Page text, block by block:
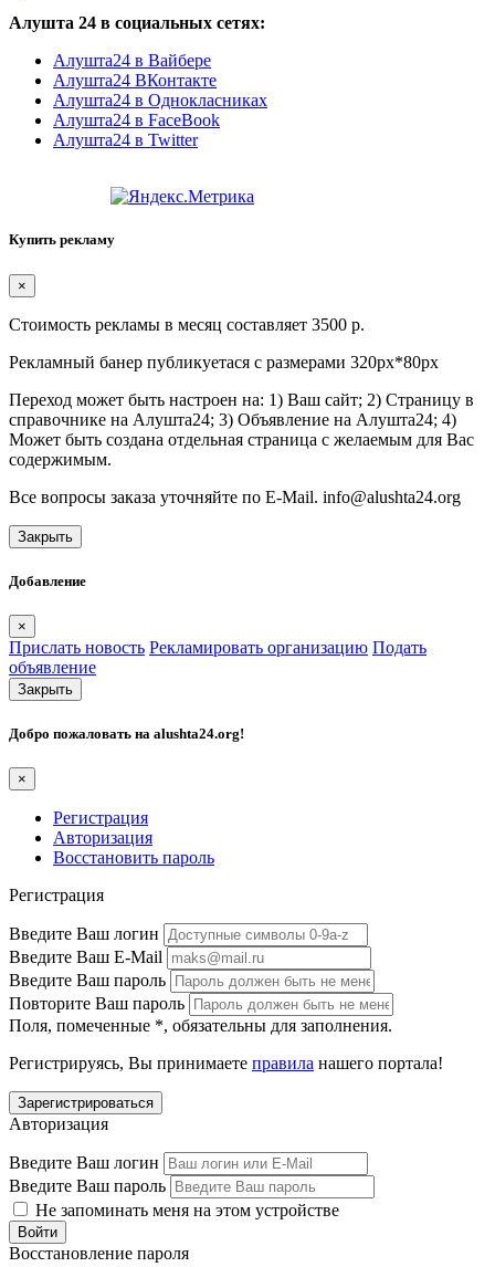
Алушта 24 в социальных сетях:
Алушта24 в Вайбере
Алушта24 ВКонтакте
Алушта24 в Однокласниках
Алушта24 в FaceBook
Алушта24 в Twitter
Купить рекламу
×
Стоимость рекламы в месяц составляет 3500 р.
Рекламный банер публикуетася с размерами 320px*80px
Переход может быть настроен на: 1) Ваш сайт; 2) Страницу в
справочнике на Алушта24; 3) Объявление на Алушта24; 4)
Может быть создана отдельная страница с желаемым для Вас
содержимым.
Все вопросы заказа уточняйте по E-Mail. info@alushta24.org
Закрыть
Добавление
×
Прислать новость Рекламировать организацию Подать
объявление
Закрыть
Добро пожаловать на alushta24.org!
×
Регистрация
Авторизация
Восстановить пароль
Регистрация
Введите Ваш логин
Введите Ваш E-Mail
Введите Ваш пароль
Повторите Ваш пароль
Поля, помеченные *, обязательны для заполнения.
Регистрируясь, Вы принимаете правила нашего портала!
Авторизация
Введите Ваш логин
Введите Ваш пароль
Не запоминать меня на этом устройстве
Восстановление пароля